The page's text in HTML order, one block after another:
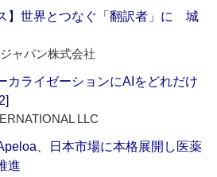
】世界とつなぐ「翻訳者」に 城
ャパン株式会社
カライゼーションにAIをどれだけ
LLC
、日本市場に本格展開し医薬
進